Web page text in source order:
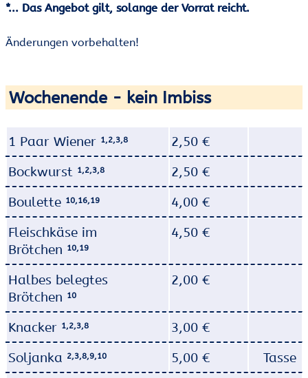
*... Das Angebot gilt, solange der Vorrat reicht.
Änderungen vorbehalten!
Wochenende - kein Imbiss
1 Paar Wiener 1,2,3,8
2,50 €
Bockwurst 1,2,3,8
2,50 €
Boulette 10,16,19
4,00 €
Fleischkäse im
Brötchen 10,19
4,50 €
Halbes belegtes
Brötchen 10
2,00 €
Knacker 1,2,3,8
3,00 €
Soljanka 2,3,8,9,10 5,00 €
Tasse